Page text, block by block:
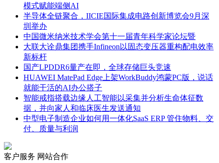
模式赋能端侧AI
半导体全链聚合，IICIE国际集成电路创新博览会9月深
圳举办
中国微米纳米技术学会第十一届青年科学家论坛暨
大联大诠鼎集团携手Infineon以固态变压器重构配电效率
新标杆
国产LPDDR6量产在即，全球存储巨头竞速
HUAWEI MatePad Edge上架WorkBuddy鸿蒙PC版，说话
就能干活的AI办公搭子
智能戒指搭载边缘人工智能以采集并分析生命体征数
据，并向家人和临床医生发送通知
中型电子制造企业如何用一体化SaaS ERP 管住物料、交
付、质量与利润
客户服务 网站合作